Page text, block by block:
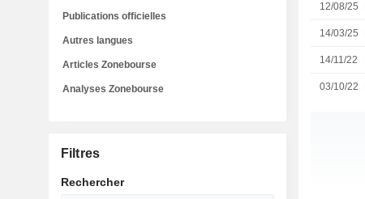
12/08/25
14/03/25
14/11/22
03/10/22
Publications officielles
Autres langues
Articles Zonebourse
Analyses Zonebourse
Filtres
Rechercher